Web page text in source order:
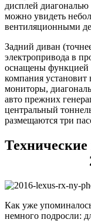
дисплей
можно увидеть
вентиляционными
Задний диван
электропривода в
оснащены функцией
компания установит
мониторы,
авто прежних
центральный
размещаются три
Как уже
немного подросли: